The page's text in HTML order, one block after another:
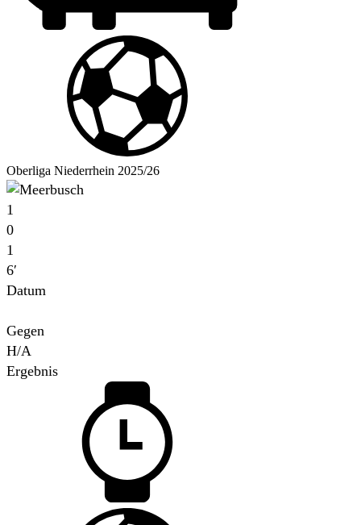
Oberliga Niederrhein 2025/26
1
0
1
6′
Datum
Gegen
H/A
Ergebnis